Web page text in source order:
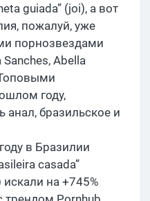
guiada” (joi), а вот
пожалуй, уже
порнозвездами
Abella
году,
анал, бразильское и
в Бразилии
casada”
на +745%